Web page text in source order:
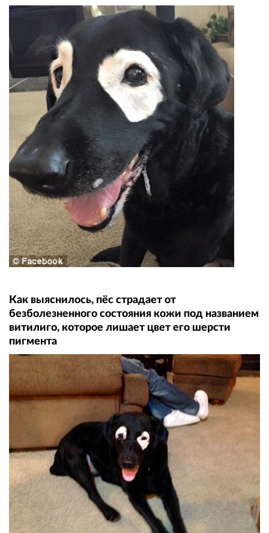
Как выяснилось, пёс страдает от
безболезненного состояния кожи под названием
витилиго, которое лишает цвет его шерсти
пигмента